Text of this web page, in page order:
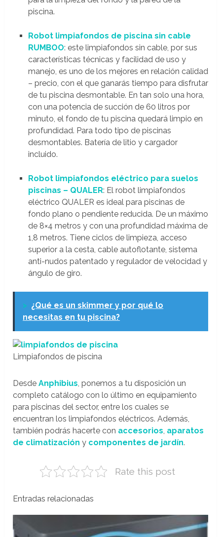
piscina.
Robot limpiafondos de piscina sin cable
RUMBOO: este limpiafondos sin cable, por sus
características técnicas y facilidad de uso y
manejo, es uno de los mejores en relación calidad
– precio, con el que ganarás tiempo para disfrutar
de tu piscina desmontable. En tan solo una hora,
con una potencia de succión de 60 litros por
minuto, el fondo de tu piscina quedará limpio en
profundidad. Para todo tipo de piscinas
desmontables. Batería de litio y cargador
incluido.
Robot limpiafondos eléctrico para suelos
piscinas – QUALER: El robot limpiafondos
eléctrico QUALER es ideal para piscinas de
fondo plano o pendiente reducida. De un máximo
de 8×4 metros y con una profundidad máxima de
1,8 metros. Tiene ciclos de limpieza, acceso
superior a la cesta, cable autoflotante, sistema
anti-nudos patentado y regulador de velocidad y
ángulo de giro.
> ¿Qué es un skimmer y por qué lo
necesitas en tu piscina?
Limpiafondos de piscina
DesdeAnphibius, ponemos a tu disposición un
completo catálogo con lo último en equipamiento
para piscinas del sector, entre los cuales se
encuentran los limpiafondos eléctricos. Además,
también podrás hacerte con accesorios, aparatos
de climatización y componentes de jardín.
Rate this post
Entradas relacionadas